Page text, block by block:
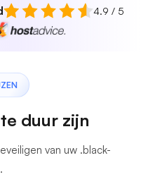
4.9 / 5
duur zijn
van uw .black-